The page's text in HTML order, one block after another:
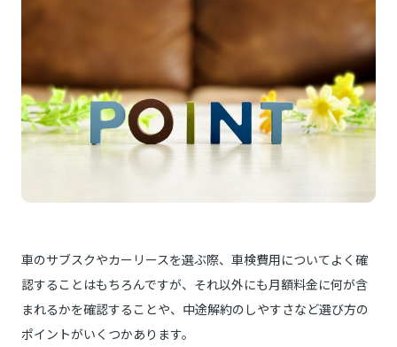
車のサブスクやカーリースを選ぶ際、車検費用についてよく確
認することはもちろんですが、それ以外にも月額料金に何が含
まれるかを確認することや、中途解約のしやすさなど選び方の
ポイントがいくつかあります。